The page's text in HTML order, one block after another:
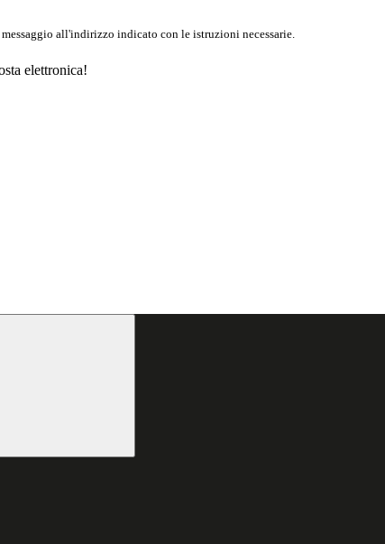
all'indirizzo indicato con le istruzioni necessarie.
elettronica!